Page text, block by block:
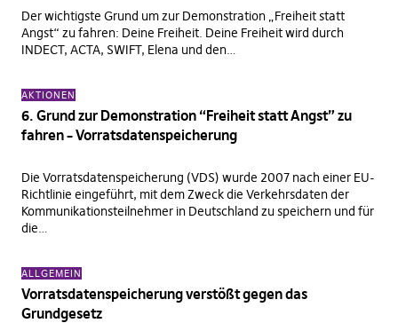
Der wichtigste Grund um zur Demonstration „Freiheit statt
Angst“ zu fahren: Deine Freiheit. Deine Freiheit wird durch
INDECT, ACTA, SWIFT, Elena und den…
AKTIONEN
6. Grund zur Demonstration “Freiheit statt Angst” zu
fahren – Vorratsdatenspeicherung
Die Vorratsdatenspeicherung (VDS) wurde 2007 nach einer EU-
Richtlinie eingeführt, mit dem Zweck die Verkehrsdaten der
Kommunikationsteilnehmer in Deutschland zu speichern und für
die…
ALLGEMEIN
Vorratsdatenspeicherung verstößt gegen das
Grundgesetz